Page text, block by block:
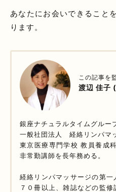
あなたにお会いできること
ります。
この記事を
渡辺 佳子
銀座ナチュラルタイムグル
一般社団法人 経絡リンパマ
東京医療専門学校 教員養成
非常勤講師を長年務める。
経絡リンパマッサージの第
７０冊以上、雑誌などの監